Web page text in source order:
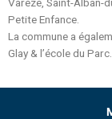
Petite Enfance.
La commune a
Glay & l’école du Parc.